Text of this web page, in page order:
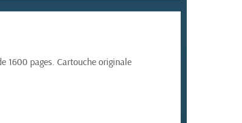
1600 pages. Cartouche originale